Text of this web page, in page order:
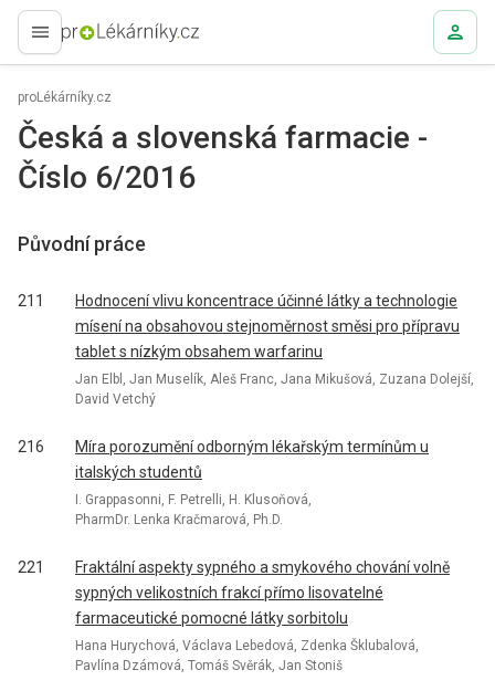
proLékaře.cz
proLékárníky.cz
Česká a slovenská farmacie -
Číslo 6/2016
Původní práce
211
Hodnocení vlivu koncentrace účinné látky a technologie
mísení na obsahovou stejnoměrnost směsi pro přípravu
tablet s nízkým obsahem warfarinu
Jan Elbl, Jan Muselík, Aleš Franc, Jana Mikušová, Zuzana Dolejší,
David Vetchý
216
Míra porozumění odborným lékařským termínům u
italských studentů
I. Grappasonni, F. Petrelli, H. Klusoňová,
PharmDr. Lenka Kračmarová, Ph.D.
221
Fraktální aspekty sypného a smykového chování volně
sypných velikostních frakcí přímo lisovatelné
farmaceutické pomocné látky sorbitolu
Hana Hurychová, Václava Lebedová, Zdenka Šklubalová,
Pavlína Dzámová, Tomáš Svěrák, Jan Stoniš